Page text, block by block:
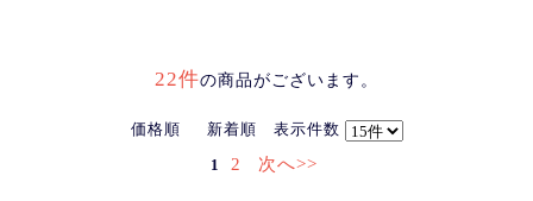
22件の商品がございます。
価格順 新着順 表示件数
1 2 次へ>>